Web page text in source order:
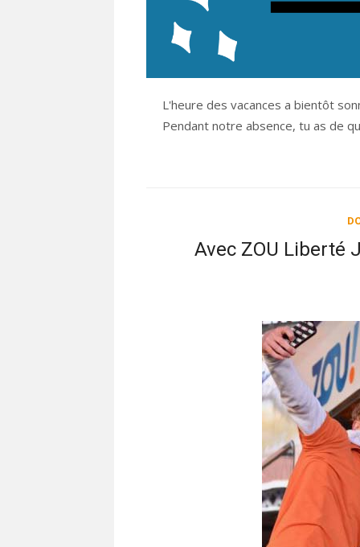
L'heure des vacances a bientôt
Pendant notre absence, tu as de
Avec ZOU Liberté